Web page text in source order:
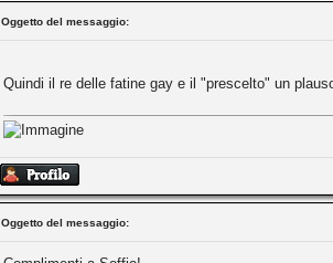
Oggetto del messaggio:
Quindi il re delle fatine gay e il "prescelto" un
Oggetto del messaggio: